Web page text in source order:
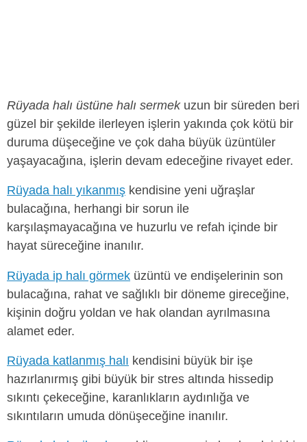
Rüyada halı üstüne halı sermekuzun bir süreden beri
güzel bir şekilde ilerleyen işlerin yakında çok kötü bir
duruma düşeceğine ve çok daha büyük üzüntüler
yaşayacağına, işlerin devam edeceğine rivayet eder.
Rüyada halı yıkanmış kendisine yeni uğraşlar
bulacağına, herhangi bir sorun ile
karşılaşmayacağına ve huzurlu ve refah içinde bir
hayat süreceğine inanılır.
Rüyada ip halı görmek üzüntü ve endişelerinin son
bulacağına, rahat ve sağlıklı bir döneme gireceğine,
kişinin doğru yoldan ve hak olandan ayrılmasına
alamet eder.
Rüyada katlanmış halı kendisini büyük bir işe
hazırlanırmış gibi büyük bir stres altında hissedip
sıkıntı çekeceğine, karanlıkların aydınlığa ve
sıkıntıların umuda dönüşeceğine inanılır.